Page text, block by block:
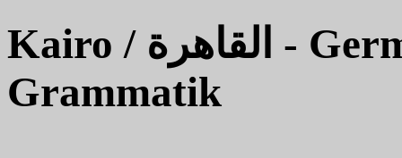
Kairo / القاهرة - German Grammar - Deutsche
Grammatik